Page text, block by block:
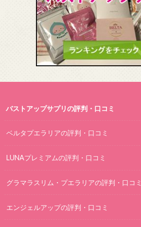
バストアップサプリの評判・口コミ
ベルタプエラリアの評判・口コミ
LUNAプレミアムの評判・口コミ
グラマラスリム・プエラリアの評判・口コミ
エンジェルアップの評判・口コミ